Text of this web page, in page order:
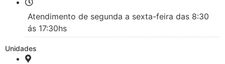
Atendimento de segunda a sexta-feira das 8:30
ás 17:30hs
Unidades